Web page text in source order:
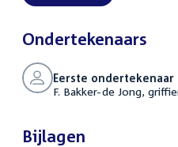
Ondertekenaars
Eerste ondertekenaar
F. Bakker-de Jong,
Bijlagen